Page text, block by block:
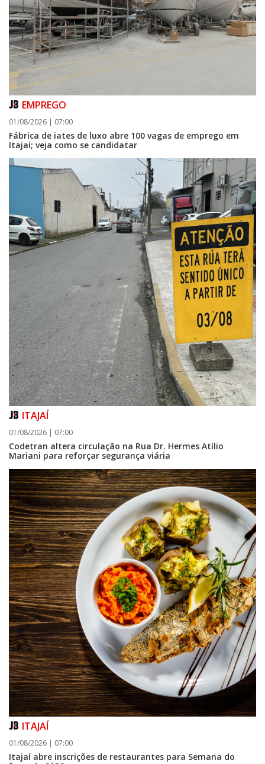
EMPREGO
01/08/2026 | 07:00
Fábrica de iates de luxo abre 100 vagas de emprego em
Itajaí; veja como se candidatar
ITAJAÍ
01/08/2026 | 07:00
Codetran altera circulação na Rua Dr. Hermes Atílio
Mariani para reforçar segurança viária
ITAJAÍ
01/08/2026 | 07:00
Itajaí abre inscrições de restaurantes para Semana do